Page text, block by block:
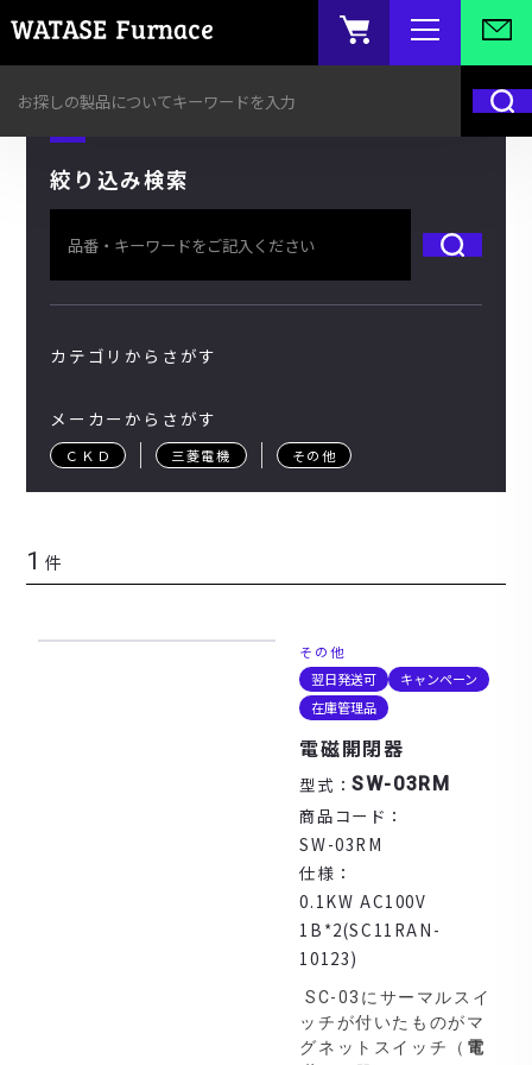
絞り込み検索
カテゴリからさがす
メーカーからさがす
ＣＫＤ 三菱電機 その他
1 件
その他
翌日発送可
キャンペーン
在庫管理品
電磁開閉器
型式：SW-03RM
商品コード：
SW-03RM
仕様：
0.1KW AC100V
1B*2(SC11RAN-
10123)
SC-03にサーマルスイ
ッチが付いたものがマ
グネットスイッチ（ 電